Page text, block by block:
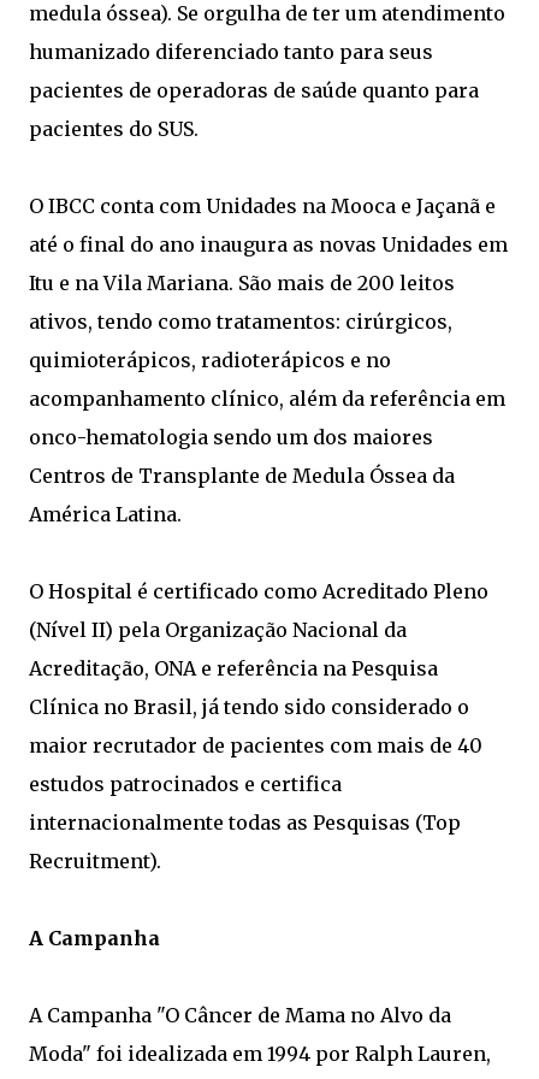
medula óssea). Se orgulha de ter um atendimento
humanizado diferenciado tanto para seus
pacientes de operadoras de saúde quanto para
pacientes do SUS.
O IBCC conta com Unidades na Mooca e Jaçanã e
até o final do ano inaugura as novas Unidades em
Itu e na Vila Mariana. São mais de 200 leitos
ativos, tendo como tratamentos: cirúrgicos,
quimioterápicos, radioterápicos e no
acompanhamento clínico, além da referência em
onco-hematologia sendo um dos maiores
Centros de Transplante de Medula Óssea da
América Latina.
O Hospital é certificado como Acreditado Pleno
(Nível II) pela Organização Nacional da
Acreditação, ONA e referência na Pesquisa
Clínica no Brasil, já tendo sido considerado o
maior recrutador de pacientes com mais de 40
estudos patrocinados e certifica
internacionalmente todas as Pesquisas (Top
Recruitment).
A Campanha
A Campanha "O Câncer de Mama no Alvo da
Moda" foi idealizada em 1994 por Ralph Lauren,